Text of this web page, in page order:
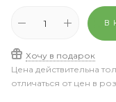
В
Хочу в подарок
Цена действительна
отличаться от цен в